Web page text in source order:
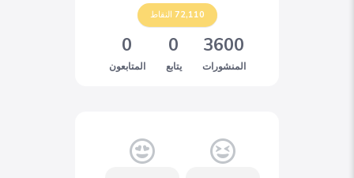
72,110 النقاط
3600
المنشورات
0
يتابع
0
المتابعون